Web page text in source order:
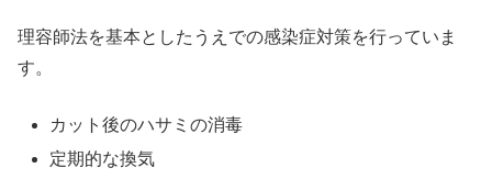
理容師法を基本としたうえでの感染症対策を行っていま
す。
カット後のハサミの消毒
定期的な換気